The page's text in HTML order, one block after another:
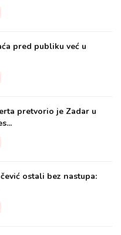
pred publiku već u
pretvorio je Zadar u
ostali bez nastupa: